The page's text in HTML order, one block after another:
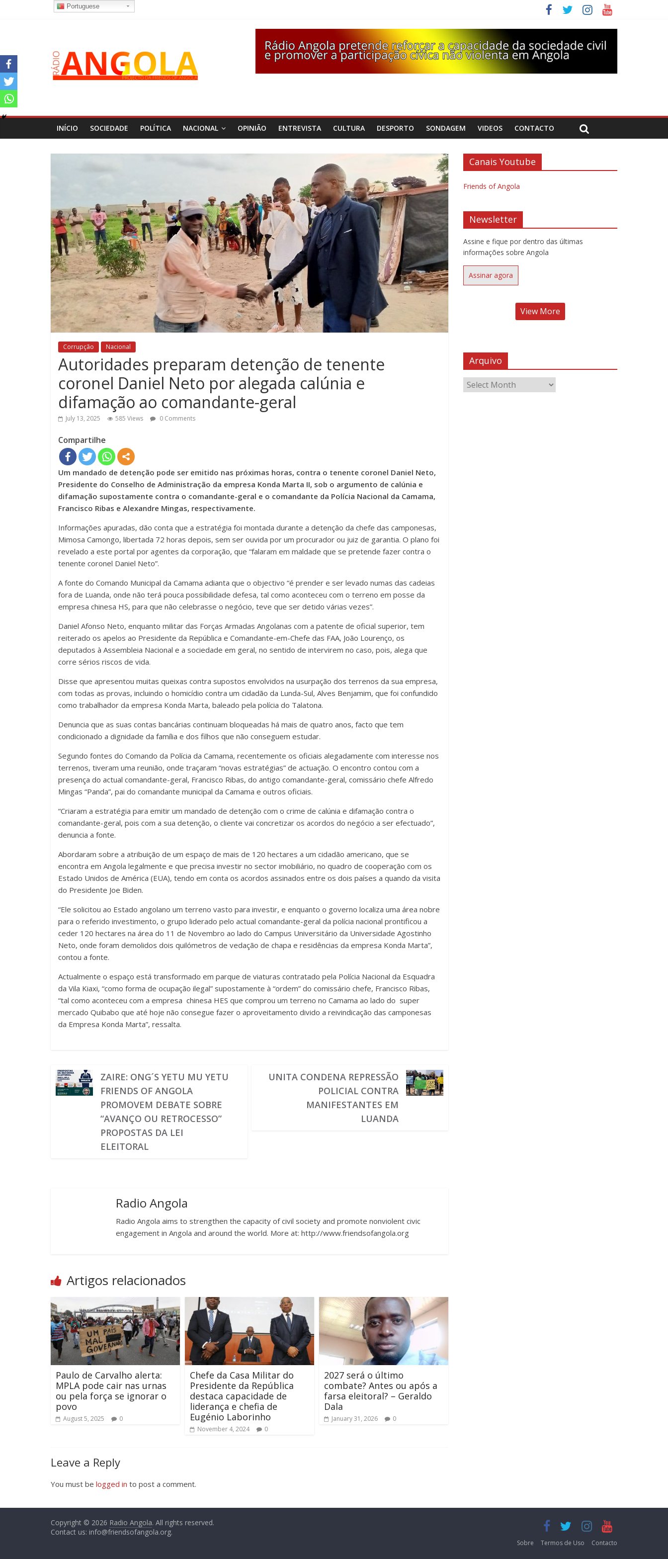
INÍCIO SOCIEDADE POLÍTICA NACIONAL OPINIÃO ENTREVISTA CULTURA DESPORTO SONDAGEM VIDEOS CONTACTO
Corrupção Nacional
Autoridades preparam detenção de tenente
coronel Daniel Neto por alegada calúnia e
difamação ao comandante-geral
July 13, 2025 585 Views 0 Comments
Compartilhe
Um mandado de detenção pode ser emitido nas próximas horas, contra o tenente coronel Daniel Neto,
Presidente do Conselho de Administração da empresa Konda Marta II, sob o argumento de calúnia e
difamação supostamente contra o comandante-geral e o comandante da Polícia Nacional da Camama,
Francisco Ribas e Alexandre Mingas, respectivamente.
Informações apuradas, dão conta que a estratégia foi montada durante a detenção da chefe das camponesas,
Mimosa Camongo, libertada 72 horas depois, sem ser ouvida por um procurador ou juiz de garantia. O plano foi
revelado a este portal por agentes da corporação, que “falaram em maldade que se pretende fazer contra o
tenente coronel Daniel Neto”.
A fonte do Comando Municipal da Camama adianta que o objectivo “é prender e ser levado numas das cadeias
fora de Luanda, onde não terá pouca possibilidade defesa, tal como aconteceu com o terreno em posse da
empresa chinesa HS, para que não celebrasse o negócio, teve que ser detido várias vezes”.
Daniel Afonso Neto, enquanto militar das Forças Armadas Angolanas com a patente de oficial superior, tem
reiterado os apelos ao Presidente da República e Comandante-em-Chefe das FAA, João Lourenço, os
deputados à Assembleia Nacional e a sociedade em geral, no sentido de intervirem no caso, pois, alega que
corre sérios riscos de vida.
Disse que apresentou muitas queixas contra supostos envolvidos na usurpação dos terrenos da sua empresa,
com todas as provas, incluindo o homicídio contra um cidadão da Lunda-Sul, Alves Benjamim, que foi confundido
como trabalhador da empresa Konda Marta, baleado pela polícia do Talatona.
Denuncia que as suas contas bancárias continuam bloqueadas há mais de quatro anos, facto que tem
condicionado a dignidade da família e dos filhos que não conseguem estudar.
Segundo fontes do Comando da Polícia da Camama, recentemente os oficiais alegadamente com interesse nos
terrenos, tiveram uma reunião, onde traçaram “novas estratégias” de actuação. O encontro contou com a
presença do actual comandante-geral, Francisco Ribas, do antigo comandante-geral, comissário chefe Alfredo
Mingas “Panda”, pai do comandante municipal da Camama e outros oficiais.
“Criaram a estratégia para emitir um mandado de detenção com o crime de calúnia e difamação contra o
comandante-geral, pois com a sua detenção, o cliente vai concretizar os acordos do negócio a ser efectuado”,
denuncia a fonte.
Abordaram sobre a atribuição de um espaço de mais de 120 hectares a um cidadão americano, que se
encontra em Angola legalmente e que precisa investir no sector imobiliário, no quadro de cooperação com os
Estado Unidos de América (EUA), tendo em conta os acordos assinados entre os dois países a quando da visita
do Presidente Joe Biden.
“Ele solicitou ao Estado angolano um terreno vasto para investir, e enquanto o governo localiza uma área nobre
para o referido investimento, o grupo liderado pelo actual comandante-geral da polícia nacional prontificou a
ceder 120 hectares na área do 11 de Novembro ao lado do Campus Universitário da Universidade Agostinho
Neto, onde foram demolidos dois quilómetros de vedação de chapa e residências da empresa Konda Marta”,
contou a fonte.
Actualmente o espaço está transformado em parque de viaturas contratado pela Polícia Nacional da Esquadra
da Vila Kiaxi, “como forma de ocupação ilegal” supostamente à “ordem” do comissário chefe, Francisco Ribas,
“tal como aconteceu com a empresa chinesa HES que comprou um terreno no Camama ao lado do super
mercado Quibabo que até hoje não consegue fazer o aproveitamento divido a reivindicação das camponesas
da Empresa Konda Marta”, ressalta.
ZAIRE: ONG´S YETU MU YETU
FRIENDS OF ANGOLA
PROMOVEM DEBATE SOBRE
“AVANÇO OU RETROCESSO”
PROPOSTAS DA LEI
ELEITORAL
UNITA CONDENA REPRESSÃO
POLICIAL CONTRA
MANIFESTANTES EM
LUANDA
Radio Angola
Radio Angola aims to strengthen the capacity of civil society and promote nonviolent civic
engagement in Angola and around the world. More at: http://www.friendsofangola.org
Artigos relacionados
Paulo de Carvalho alerta:
MPLA pode cair nas urnas
ou pela força se ignorar o
povo
August 5, 2025 0
Chefe da Casa Militar do
Presidente da República
destaca capacidade de
liderança e chefia de
Eugénio Laborinho
November 4, 2024 0
2027 será o último
combate? Antes ou após a
farsa eleitoral? – Geraldo
Dala
January 31, 2026 0
Leave a Reply
You must be logged in to post a comment.
Canais Youtube
Friends of Angola
Newsletter
Assine e fique por dentro das últimas
informações sobre Angola
Assinar agora
View More
Arquivo
Sobre Termos de Uso Contacto
Copyright © 2026 Radio Angola. All rights reserved.
Contact us: info@friendsofangola.org.
Portuguese